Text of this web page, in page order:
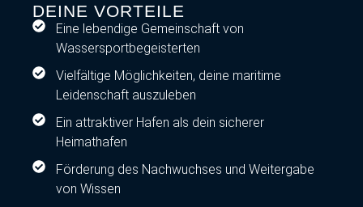
DEINE VORTEILE
Eine lebendige Gemeinschaft von
Wassersportbegeisterten
Vielfältige Möglichkeiten, deine maritime
Leidenschaft auszuleben
Ein attraktiver Hafen als dein sicherer
Heimathafen
Förderung des Nachwuchses und Weitergabe
von Wissen